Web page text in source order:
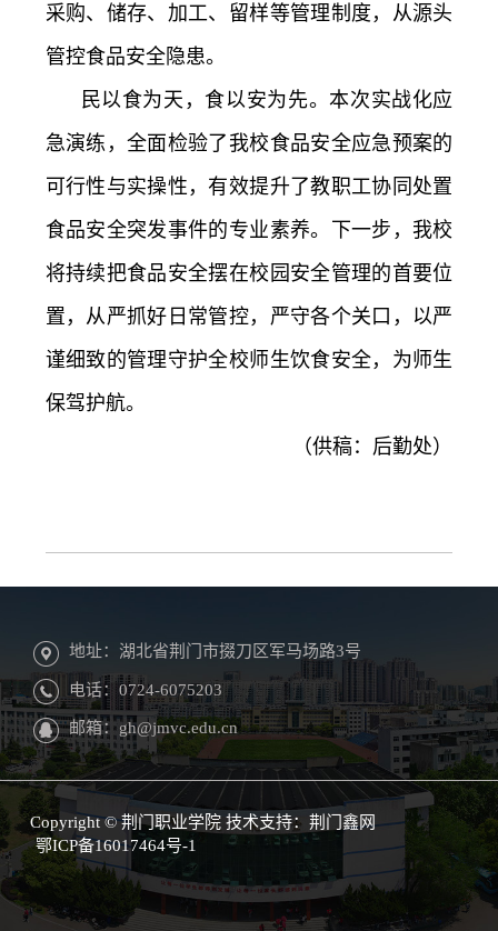
采购、储存、加工、留样等管理制度，从源头
管控食品安全隐患。
民以食为天，食以安为先。本次实战化应
急演练，全面检验了我校食品安全应急预案的
可行性与实操性，有效提升了教职工协同处置
食品安全突发事件的专业素养。下一步，我校
将持续把食品安全摆在校园安全管理的首要位
置，从严抓好日常管控，严守各个关口，以严
谨细致的管理守护全校师生饮食安全，为师生
保驾护航。
（供稿：后勤处）
地址：湖北省荆门市掇刀区军马场路3号
电话：0724-6075203
邮箱：gh@jmvc.edu.cn
Copyright © 荆门职业学院 技术支持：荆门鑫网
鄂ICP备16017464号-1